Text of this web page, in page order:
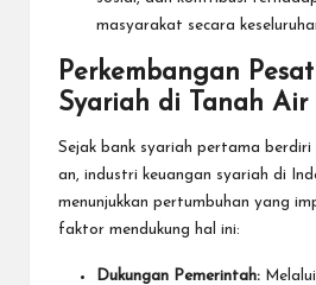
masyarakat secara
Perkembangan
Syariah di Tanah Air
Sejak bank syariah pertama
an, industri keuangan syariah di
menunjukkan pertumbuhan yang
faktor mendukung hal ini:
Dukungan Pemerintah: